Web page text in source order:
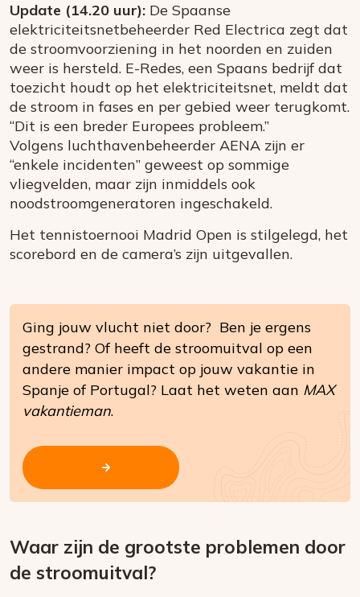
Update (14.20 uur): De Spaanse
elektriciteitsnetbeheerder Red Electrica zegt dat
de stroomvoorziening in het noorden en zuiden
weer is hersteld. E-Redes, een Spaans bedrijf dat
toezicht houdt op het elektriciteitsnet, meldt dat
de stroom in fases en per gebied weer terugkomt.
“Dit is een breder Europees probleem.”
Volgens luchthavenbeheerder AENA zijn er
“enkele incidenten” geweest op sommige
vliegvelden, maar zijn inmiddels ook
noodstroomgeneratoren ingeschakeld.
Het tennistoernooi Madrid Open is stilgelegd, het
scorebord en de camera’s zijn uitgevallen.
Ging jouw vlucht niet door? Ben je ergens
gestrand? Of heeft de stroomuitval op een
andere manier impact op jouw vakantie in
Spanje of Portugal? Laat het weten aan MAX
vakantieman.
Waar zijn de grootste problemen door
de stroomuitval?